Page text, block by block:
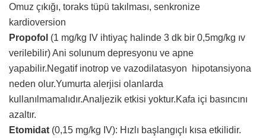
Omuz çıkığı, toraks tüpü takılması, senkronize
kardioversion
Propofol (1 mg/kg IV ihtiyaç halinde 3 dk bir 0,5mg/kg ıv
verilebilir) Ani solunum depresyonu ve apne
yapabilir.Negatif inotrop ve vazodilatasyon hipotansiyona
neden olur.Yumurta alerjisi olanlarda
kullanılmamalıdır.Analjezik etkisi yoktur.Kafa içi basıncını
azaltır.
Etomidat (0,15 mg/kg IV): Hızlı başlangıçlı kısa etkilidir.